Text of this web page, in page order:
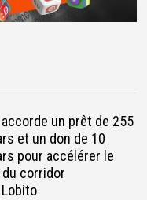
accorde un prêt de 255
et un don de 10
pour accélérer le
corridor